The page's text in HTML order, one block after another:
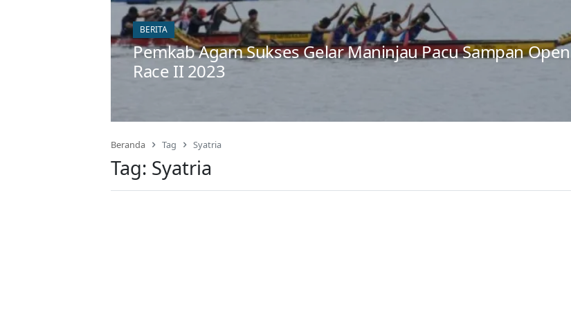
BERITA
Pemkab Agam Sukses Gelar Maninjau Pacu Sampan Open
Race II 2023
Beranda Tag Syatria
Tag: Syatria